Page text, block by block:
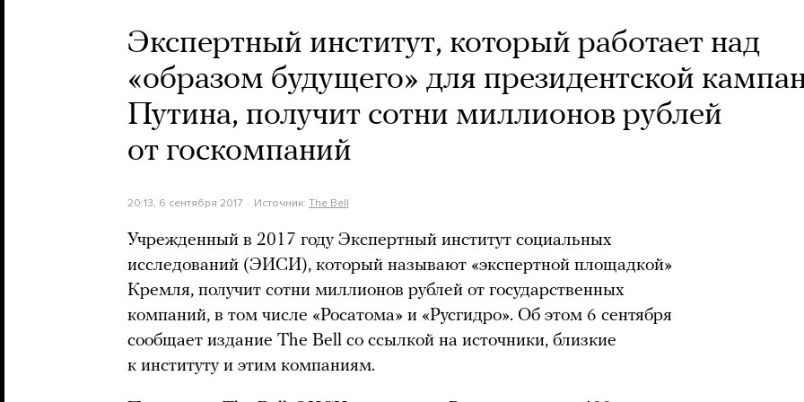
Экспертный институт, который работает над
«образом будущего» для президентской
Путина, получит сотни миллионов рублей
от госкомпаний
20:13, 6 сентября 2017 Источник: The Bell
Учрежденный в 2017 году Экспертный институт социальных
исследований (ЭИСИ), который называют «экспертной площадкой»
Кремля, получит сотни миллионов рублей от государственных
компаний, в том числе «Росатома» и «Русгидро». Об этом 6 сентября
сообщает издание The Bell со ссылкой на источники, близкие
к институту и этим компаниям.